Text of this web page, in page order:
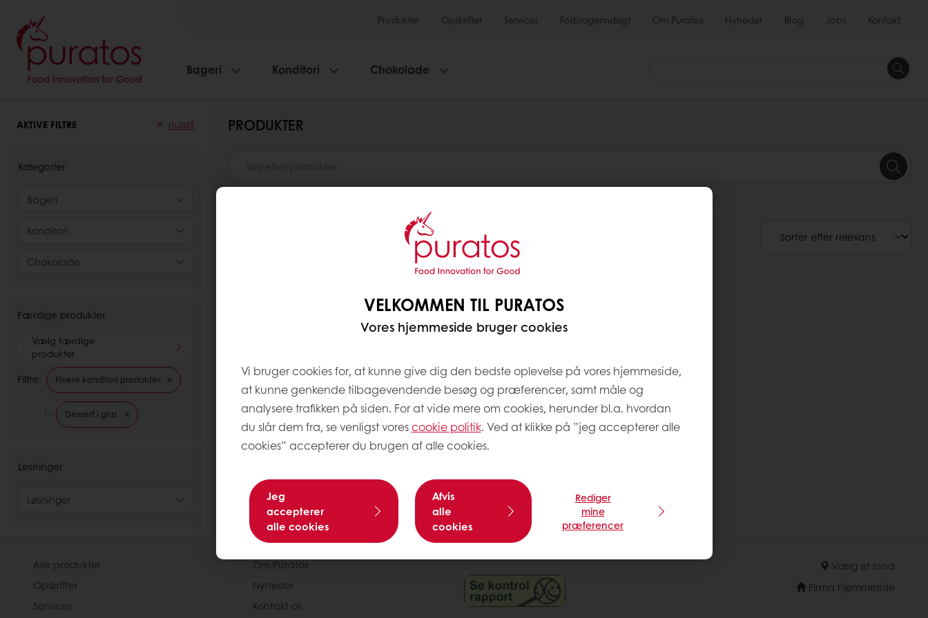
Produkter Opskrifter Services Forbrugerindsigt Om Puratos Nyheder Blog Jobs Kontakt
Bageri Konditori Chokolade
AKTIVE FILTRE nulstil
Kategorier
Bageri
Konditori
Chokolade
Færdige produkter
Vælg færdige
produkter
Filtre: Finere konditori produkter
Dessert i glas
Løsninger
Løsninger
PRODUKTER
VELKOMMEN TIL PURATOS
Vores hjemmeside bruger cookies
Vi bruger cookies for, at kunne give dig den bedste oplevelse på vores hjemmeside,
at kunne genkende tilbagevendende besøg og præferencer, samt måle og
analysere trafikken på siden. For at vide mere om cookies, herunder bl.a. hvordan
du slår dem fra, se venligst vorescookie politik. Ved at klikke på ”jeg accepterer alle
cookies” accepterer du brugen af alle cookies.
Jeg
accepterer
alle cookies
Afvis
alle
cookies
Rediger
mine
præferencer
Alle produkter
Opskrifter
Services
Om Puratos
Nyheder
Kontakt os
Vælg et land
Firma hjemmeside